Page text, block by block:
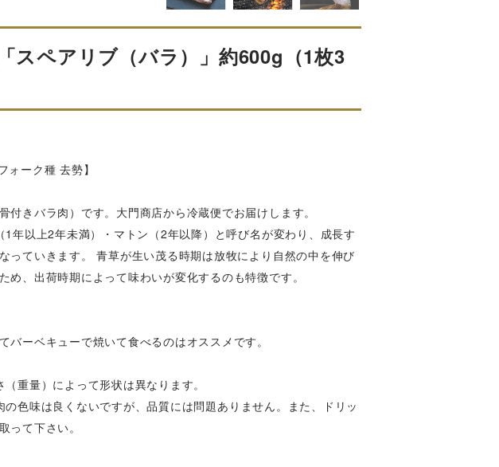
スペアリブ（バラ）」約600g（1枚3
ーク種 去勢】
きバラ肉）です。大門商店から冷蔵便でお届けします。
年以上2年未満）・マトン（2年以降）と呼び名が変わり、成長す
っていきます。 青草が生い茂る時期は放牧により自然の中を伸び
、出荷時期によって味わいが変化するのも特徴です。
ーベキューで焼いて食べるのはオススメです。
重量）によって形状は異なります。
色味は良くないですが、品質には問題ありません。また、ドリッ
って下さい。